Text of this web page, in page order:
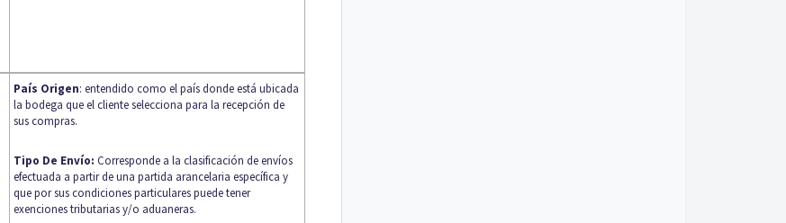
País Origen: entendido como el país donde está ubicada
la bodega que el cliente selecciona para la recepción de
sus compras.
Tipo De Envío: Corresponde a la clasificación de envíos
efectuada a partir de una partida arancelaria específica y
que por sus condiciones particulares puede tener
exenciones tributarias y/o aduaneras.